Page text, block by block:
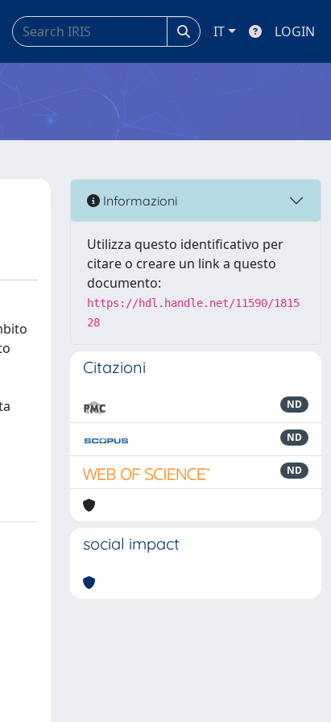
IT LOGIN
Informazioni
Utilizza questo identificativo per
citare o creare un link a questo
documento:
https://hdl.handle.net/11590/1815
28
Citazioni
ND
ND
ND
social impact